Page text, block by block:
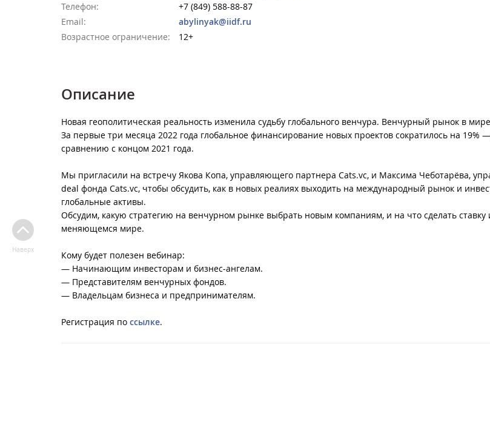
Телефон:
+7 (849) 588-88-87
Email:
abylinyak@iidf.ru
Возрастное ограничение:
12+
Описание
Новая геополитическая реальность изменила судьбу глобального венчура. Венчурный рынок в
За первые три месяца 2022 года глобальное финансирование новых проектов сократилось на 19%
сравнению с концом 2021 года.
Мы пригласили на встречу Якова Копа, управляющего партнера Cats.vc, и Максима Чеботарёва,
deal фонда Cats.vc, чтобы обсудить, как в новых реалиях выходить на международный рынок и
глобальные активы.
Обсудим, какую стратегию на венчурном рынке выбрать новым компаниям, и на что сделать ставку
меняющемся мире.
Кому будет полезен вебинар:
— Начинающим инвесторам и бизнес-ангелам.
— Представителям венчурных фондов.
— Владельцам бизнеса и предпринимателям.
Регистрация по ссылке.
Наверх